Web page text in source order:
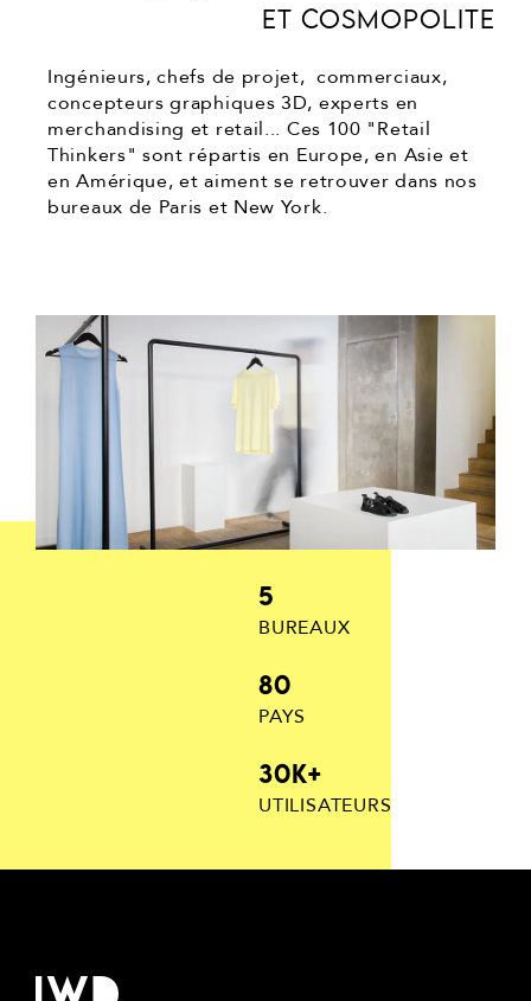
ET COSMOPOLITE
Ingénieurs, chefs de projet, commerciaux,
concepteurs graphiques 3D, experts en
merchandising et retail... Ces 100 "Retail
Thinkers" sont répartis en Europe, en Asie et
en Amérique, et aiment se retrouver dans nos
bureaux de Paris et New York.
5
BUREAUX
80
PAYS
30K+
UTILISATEURS